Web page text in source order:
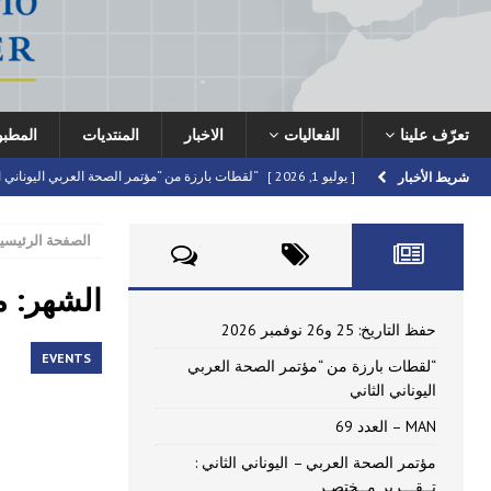
تعرّف علينا الفعاليات الاخبار المنتديات
شريط الأخبار [ يوليو 1, 2026 ] “لقطات بارزة من “مؤتمر الصحة العربي اليوناني
مؤتمر الصحة العربي – اليوناني الثاني :
[ أبريل 22, 2026 ] دعوة للمشاركة في مؤتمر الصحة العربي –
[ يوليو 10, 2026 ] حفظ التاريخ: 25 و26 نوفمبر 2026
الصفحة
الشهر:
EVENTS
حفظ التاريخ: 25 و26 نوفمبر 2026
“لقطات بارزة من “مؤتمر الصحة العربي
اليوناني الثاني
MAN – العدد 69
مؤتمر الصحة العربي – اليوناني الثاني :
تــقـــرير مــختصـر